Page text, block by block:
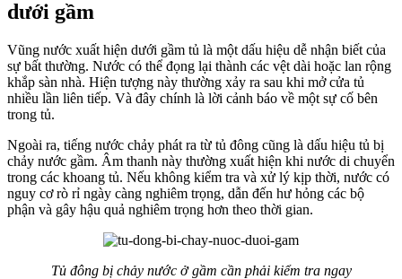
dưới gầm
Vũng nước xuất hiện dưới gầm tủ là một dấu hiệu dễ nhận biết của
sự bất thường. Nước có thể đọng lại thành các vệt dài hoặc lan rộng
khắp sàn nhà. Hiện tượng này thường xảy ra sau khi mở cửa tủ
nhiều lần liên tiếp. Và đây chính là lời cảnh báo về một sự cố bên
trong tủ.
Ngoài ra, tiếng nước chảy phát ra từ tủ đông cũng là dấu hiệu tủ bị
chảy nước gầm. Âm thanh này thường xuất hiện khi nước di chuyển
trong các khoang tủ. Nếu không kiểm tra và xử lý kịp thời, nước có
nguy cơ rò rỉ ngày càng nghiêm trọng, dẫn đến hư hỏng các bộ
phận và gây hậu quả nghiêm trọng hơn theo thời gian.
Tủ đông bị chảy nước ở gầm cần phải kiểm tra ngay